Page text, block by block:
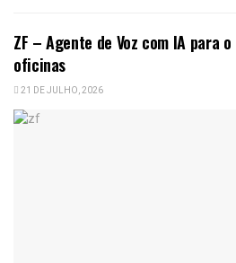
ZF – Agente de Voz com IA para
oficinas
21 DE JULHO, 2026